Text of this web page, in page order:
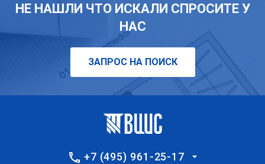
НЕ НАШЛИ ЧТО ИСКАЛИ СПРОСИТЕ У
НАС
ЗАПРОС НА ПОИСК
+7 (495) 961-25-17